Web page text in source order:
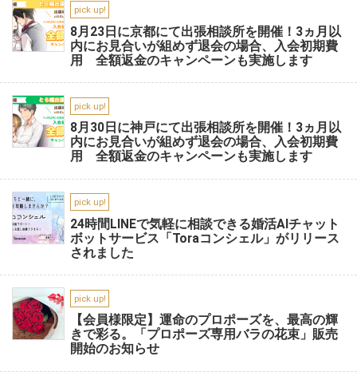
pick up!
8月23日に京都にて出張相談所を開催！3ヵ月以
内にお見合いが組めず退会の場合、入会初期費
用 全額返金のキャンペーンも実施します
pick up!
8月30日に神戸にて出張相談所を開催！3ヵ月以
内にお見合いが組めず退会の場合、入会初期費
用 全額返金のキャンペーンも実施します
pick up!
24時間LINEで気軽に相談できる婚活AIチャット
ボットサービス「Toraコンシェル」がリリース
されました
pick up!
【会員様限定】運命のプロポーズを、最高の輝
きで彩る。「プロポーズ専用バラの花束」販売
開始のお知らせ